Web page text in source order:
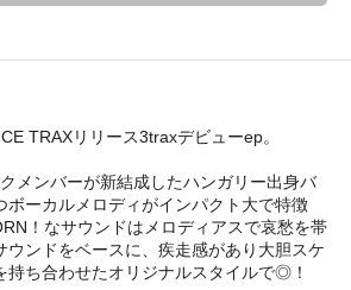
TRAXリリース3traxデビューep。
メンバーが新結成したハンガリー出身バ
ボーカルメロディがインパクト大で特徴
！なサウンドはメロディアスで哀愁を帯
ウンドをベースに、疾走感があり大胆スケ
持ち合わせたオリジナルスタイルで◎！